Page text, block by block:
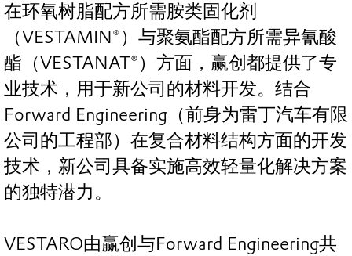
在环氧树脂配方所需胺类固化剂
（VESTAMIN®）与聚氨酯配方所需异氰酸
酯（VESTANAT®）方面，赢创都提供了专
业技术，用于新公司的材料开发。结合
Forward Engineering（前身为雷丁汽车有限
公司的工程部）在复合材料结构方面的开发
技术，新公司具备实施高效轻量化解决方案
的独特潜力。
VESTARO由赢创与Forward Engineering共